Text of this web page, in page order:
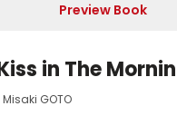
Preview Book
in The
Misaki GOTO